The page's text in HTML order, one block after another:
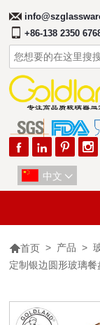
+86-138 2350
   
中文 
首页 > 产品 >
定制银边圆形玻璃